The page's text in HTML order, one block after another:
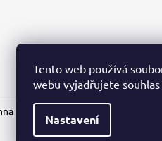
Tento web používá
webu vyjadřujete
Nastavení
práva vyhrazena.